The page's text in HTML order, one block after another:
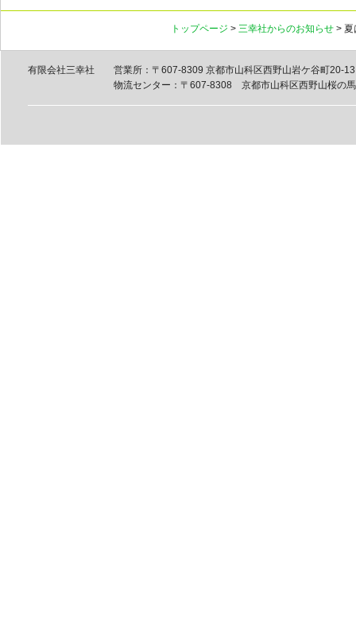
トップページ > 三幸社からのお知らせ > 夏
有限会社三幸社
営業所：〒607-8309 京都市山科区西野山岩ケ谷町20-
物流センター：〒607-8308 京都市山科区西野山桜の